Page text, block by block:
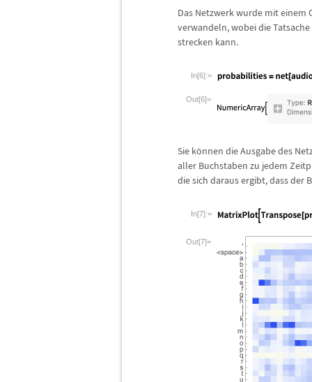
Das Netzwerk wurde mit einem
verwandeln, wobei die
strecken kann.
In[6]:=
Out[6]=
Sie können die Ausgabe des
aller Buchstaben zu jedem
die sich daraus ergibt, dass der
In[7]:=
Out[7]=